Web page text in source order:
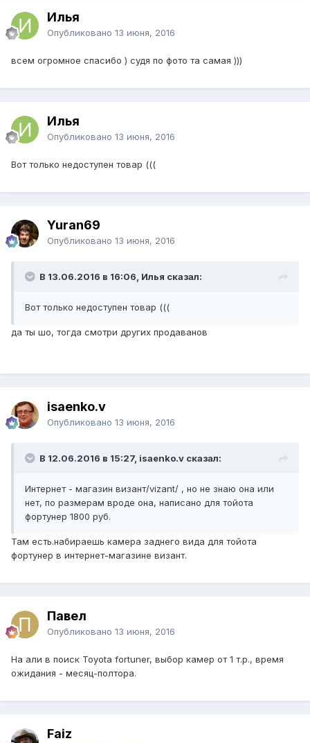
Илья
Опубликовано 13 июня, 2016
всем огромное спасибо ) судя по фото та самая )))
Илья
Опубликовано 13 июня, 2016
Вот только недоступен товар (((
Yuran69
Опубликовано 13 июня, 2016
В 13.06.2016 в 16:06, Илья сказал:
Вот только недоступен товар (((
да ты шо, тогда смотри других продаванов
isaenko.v
Опубликовано 13 июня, 2016
В 12.06.2016 в 15:27, isaenko.v сказал:
Интернет - магазин визант/vizant/ , но не знаю она или
нет, по размерам вроде она, написано для тойота
фортунер 1800 руб.
Там есть.набираешь камера заднего вида для тойота
фортунер в интернет-магазине визант.
Павел
Опубликовано 13 июня, 2016
На али в поиск Toyota fortuner, выбор камер от 1 т.р., время
ожидания - месяц-полтора.
Faiz